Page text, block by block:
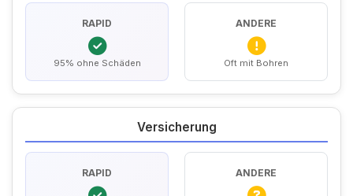
RAPID
95% ohne Schäden
ANDERE
Oft mit Bohren
Versicherung
RAPID ANDERE